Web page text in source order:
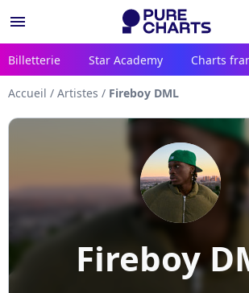
menu
Billetterie Star Academy Charts
Accueil / Artistes / Fireboy DML
Fireboy